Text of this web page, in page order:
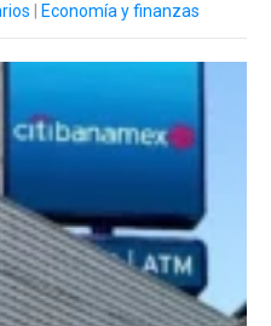
Economía y finanzas